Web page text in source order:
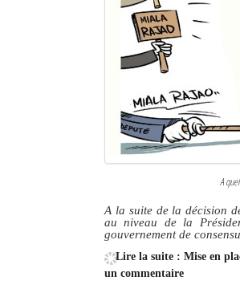
A
A la suite de la décision
au niveau de la
gouvernement de
Lire la suite : Mise en
un commentaire